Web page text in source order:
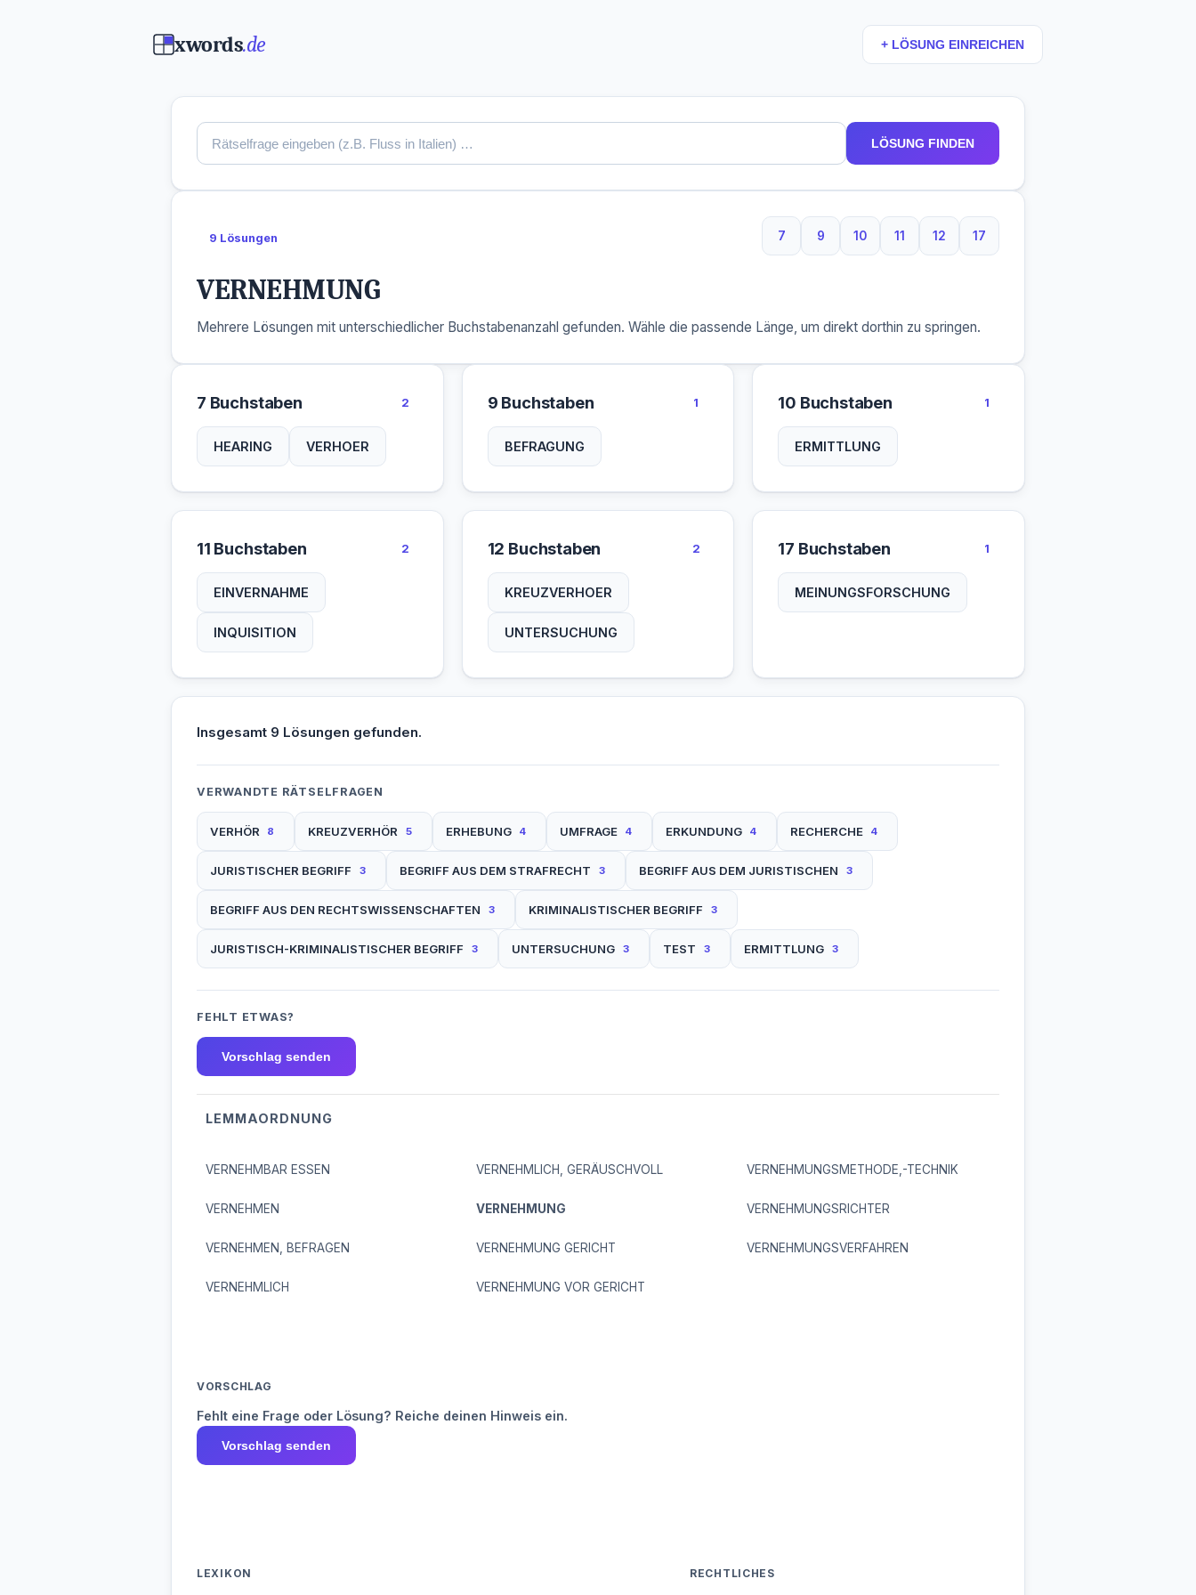
xwords.de + LÖSUNG EINREICHEN
LÖSUNG FINDEN
9 Lösungen 7
7 Buchstaben
9
9 Buchstaben
10
10 Buchstaben
11
11 Buchstaben
12
12 Buchstaben
17
17 Buchstaben
VERNEHMUNG
Mehrere Lösungen mit unterschiedlicher Buchstabenanzahl gefunden. Wähle die passende Länge, um direkt dorthin zu springen.
7 Buchstaben 2
HEARING VERHOER
9 Buchstaben 1
BEFRAGUNG
10 Buchstaben 1
ERMITTLUNG
11 Buchstaben 2
EINVERNAHME
INQUISITION
12 Buchstaben 2
KREUZVERHOER
UNTERSUCHUNG
17 Buchstaben 1
MEINUNGSFORSCHUNG
Insgesamt 9 Lösungen gefunden.
VERWANDTE RÄTSELFRAGEN
VERHÖR 8 KREUZVERHÖR 5 ERHEBUNG 4 UMFRAGE 4 ERKUNDUNG 4 RECHERCHE 4
JURISTISCHER BEGRIFF 3 BEGRIFF AUS DEM STRAFRECHT 3 BEGRIFF AUS DEM JURISTISCHEN 3
BEGRIFF AUS DEN RECHTSWISSENSCHAFTEN 3 KRIMINALISTISCHER BEGRIFF 3
JURISTISCH-KRIMINALISTISCHER BEGRIFF 3 UNTERSUCHUNG 3 TEST 3 ERMITTLUNG 3
FEHLT ETWAS?
Vorschlag senden
LEMMAORDNUNG
VERNEHMBAR ESSEN
VERNEHMEN
VERNEHMEN, BEFRAGEN
VERNEHMLICH
VERNEHMLICH, GERÄUSCHVOLL
VERNEHMUNG
VERNEHMUNG GERICHT
VERNEHMUNG VOR GERICHT
VERNEHMUNGSMETHODE,-TECHNIK
VERNEHMUNGSRICHTER
VERNEHMUNGSVERFAHREN
VORSCHLAG
Fehlt eine Frage oder Lösung? Reiche deinen Hinweis ein.
Vorschlag senden
LEXIKON RECHTLICHES